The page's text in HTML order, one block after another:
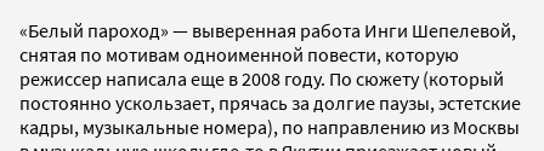
«Белый пароход» — выверенная работа Инги Шепелевой,
снятая по мотивам одноименной повести, которую
режиссер написала еще в 2008 году. По сюжету (который
постоянно ускользает, прячась за долгие паузы, эстетские
кадры, музыкальные номера), по направлению из Москвы